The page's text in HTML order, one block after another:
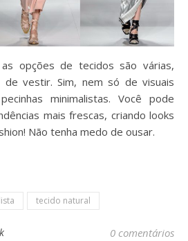
opções de tecidos são várias,
vestir. Sim, nem só de visuais
minimalistas. Você pode
mais frescas, criando looks
Não tenha medo de ousar.
tecido natural
0 comentários